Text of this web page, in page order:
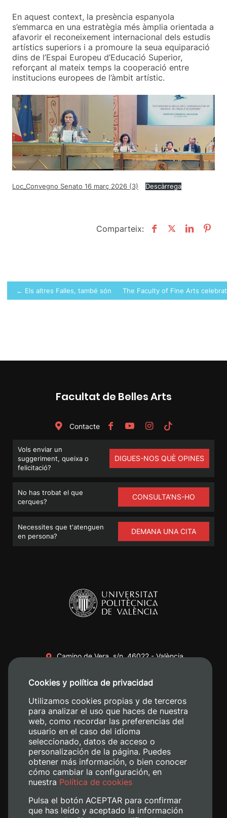
En aquest context, la presència espanyola
s’emmarca en una estratègia més àmplia orientada a
afavorir el reconeixement internacional dels estudis
artístics superiors i a promoure la seua equiparació
dins de l’Espai Europeu d’Educació Superior,
reforçant al mateix temps la cooperació entre
institucions europees de l’àmbit artístic.
Loc_Convegno Senato 16 març 2026 (3) Descàrrega
Comparteix:
Post
navigation
← Els altres Falles, també són possiblesThe Faculty of Fine Arts
Facultat de Belles Arts
Contacte
Vols enviar un
suggeriment, queixa o
felicitació?
DIGUES-NOS QUÈ OPINES
No has trobat el que
cerques?
CONSULTA'NS-HO
Necessites que t'atenguen
en persona?
DEMANA UNA CITA
Camino de Vera, s/n. 46022 - València
+34 620 04 00 50
Cookies y política de privacidad
Utilizamos cookies propias y de terceros
para analizar el uso que haces de nuestra
web, como recordar las preferencias del
usuario en el caso del idioma
seleccionado, datos de acceso o
personalización de la página. Puedes
obtener más información, o bien conocer
cómo cambiar la configuración, en
nuestra Política de cookies
Pulsa el botón ACEPTAR para confirmar
que has leído y aceptado la información